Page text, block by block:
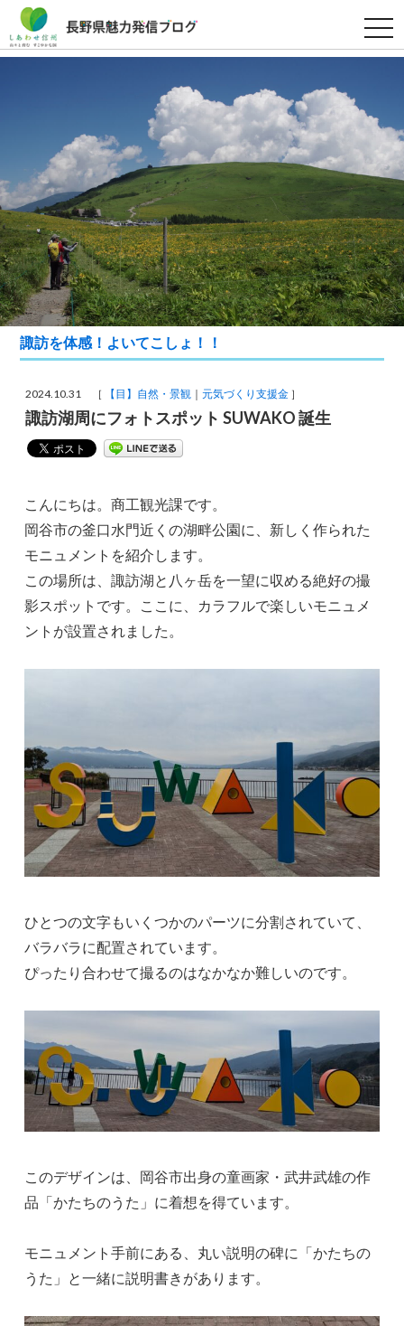
t
o
g
a
v
g
a
t
o
n
諏訪を体感！よいてこしょ！！
2024.10.31 ［ 【目】自然・景観 元気づくり支援金 ］
諏訪湖周にフォトスポット SUWAKO 誕生
こんにちは。商工観光課です。
岡谷市の釜口水門近くの湖畔公園に、新しく作られた
モニュメントを紹介します。
この場所は、諏訪湖と八ヶ岳を一望に収める絶好の撮
影スポットです。ここに、カラフルで楽しいモニュメ
ントが設置されました。
ひとつの文字もいくつかのパーツに分割されていて、
バラバラに配置されています。
ぴったり合わせて撮るのはなかなか難しいのです。
このデザインは、岡谷市出身の童画家・武井武雄の作
品「かたちのうた」に着想を得ています。
モニュメント手前にある、丸い説明の碑に「かたちの
うた」と一緒に説明書きがあります。